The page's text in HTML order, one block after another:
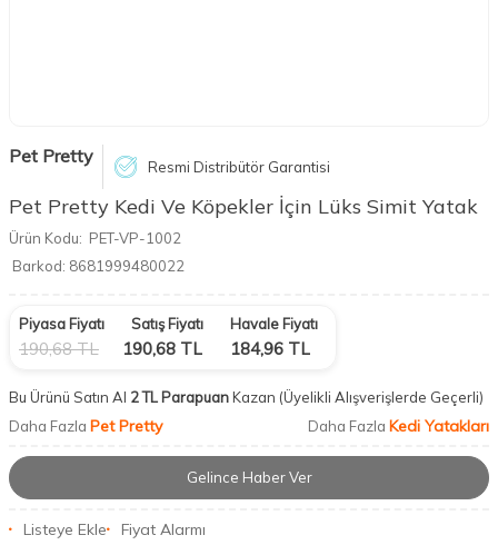
Pet Pretty Resmi Distribütör Garantisi
Pet Pretty Kedi Ve Köpekler İçin Lüks Simit Yatak
Ürün Kodu: PET-VP-1002
Barkod: 8681999480022
Piyasa Fiyatı
190,68TL
Satış Fiyatı
190,68 TL
Havale Fiyatı
184,96 TL
Bu Ürünü Satın Al 2 TL ParapuanKazan (Üyelikli Alışverişlerde Geçerli)
Daha Fazla Pet Pretty Daha Fazla Kedi Yatakları
Gelince Haber Ver
Listeye Ekle Fiyat Alarmı